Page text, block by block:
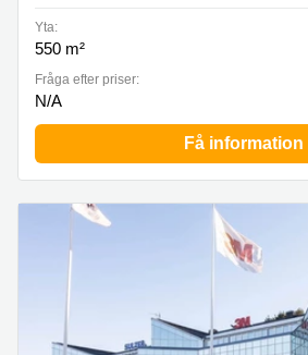
Yta:
550 m²
Fråga efter priser:
N/A
Få information